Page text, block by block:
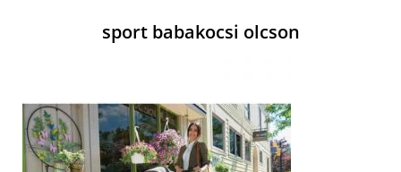
sport babakocsi olcson